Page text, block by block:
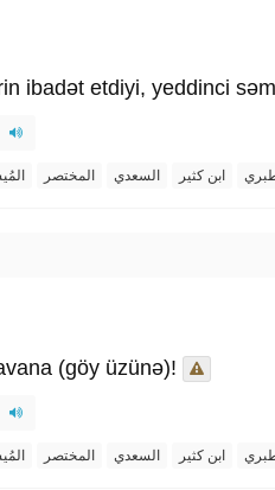
ibadət etdiyi, yeddinci
المختصر السعدي ابن كثير
(göy üzünə)!
المختصر السعدي ابن كثير